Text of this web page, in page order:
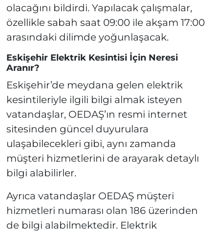
olacağını bildirdi. Yapılacak çalışmalar,
özellikle sabah saat 09:00 ile akşam 17:00
arasındaki dilimde yoğunlaşacak.
Eskişehir Elektrik Kesintisi İçin Neresi
Aranır?
Eskişehir’de meydana gelen elektrik
kesintileriyle ilgili bilgi almak isteyen
vatandaşlar, OEDAŞ’ın resmi internet
sitesinden güncel duyurulara
ulaşabilecekleri gibi, aynı zamanda
müşteri hizmetlerini de arayarak detaylı
bilgi alabilirler.
Ayrıca vatandaşlar OEDAŞ müşteri
hizmetleri numarası olan 186 üzerinden
de bilgi alabilmektedir. Elektrik